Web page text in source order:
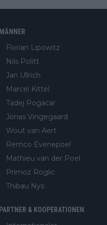
MÄNNER
Florian Lipowitz
Nils Politt
Jan Ullrich
Marcel Kittel
Tadej Pogacar
Jonas Vingegaard
Wout van Aert
Remco Evenepoel
Mathieu van der Poel
Primoz Roglic
Thibau Nys
PARTNER & KOOPERATIONEN